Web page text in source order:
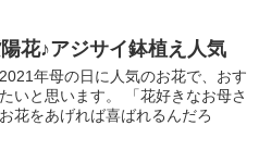
花♪アジサイ鉢植え人気
年母の日に人気のお花で、おす
いと思います。 「花好きなお母さ
花をあげれば喜ばれるんだろ